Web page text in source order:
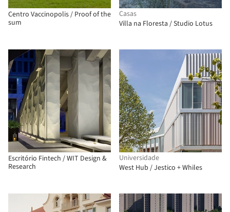
Centro Vaccinopolis / Proof of the
sum
Casas
Villa na Floresta / Studio Lotus
Escritório Fintech / WIT Design &
Research
Universidade
West Hub / Jestico + Whiles